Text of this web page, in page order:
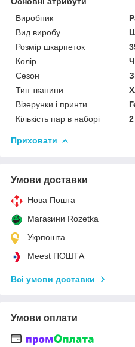
Виробник
Вид виробу
Розмір шкарпеток
Колір
Сезон
Тип тканини
Візерунки і принти
Кількість пар в наборі
2
Приховати
Умови доставки
Нова Пошта
Магазини Rozetka
Укрпошта
Meest ПОШТА
Всі умови доставки
Умови оплати